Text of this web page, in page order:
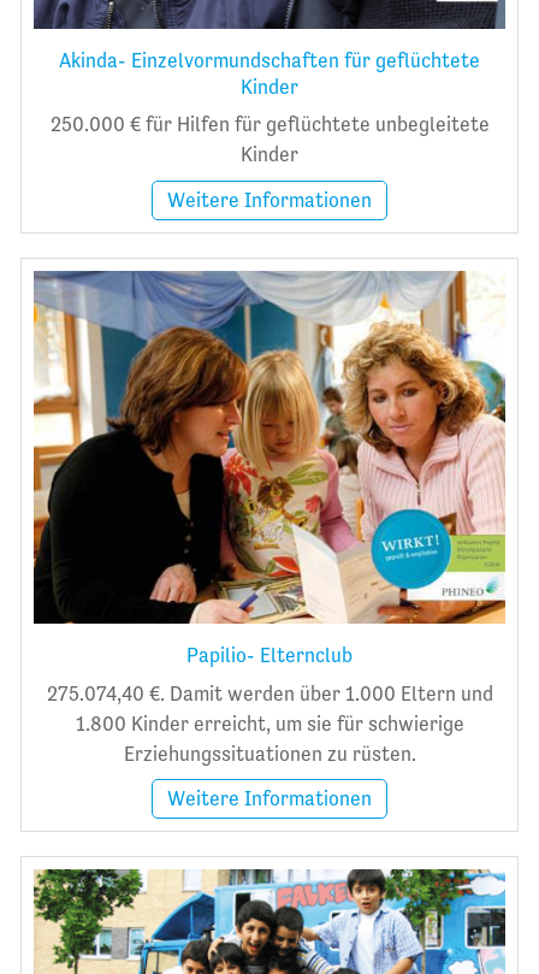
Akinda- Einzelvormundschaften für geflüchtete
Kinder
250.000 € für Hilfen für geflüchtete unbegleitete
Kinder
Weitere Informationen
Papilio- Elternclub
275.074,40 €. Damit werden über 1.000 Eltern und
1.800 Kinder erreicht, um sie für schwierige
Erziehungssituationen zu rüsten.
Weitere Informationen